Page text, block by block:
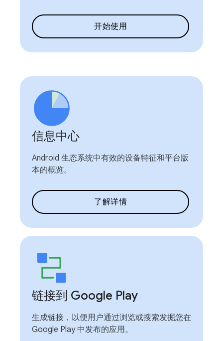
开始使用
信息中心
Android 生态系统中有效的设备特征和平台版
本的概览。
了解详情
链接到 Google Play
生成链接，以便用户通过浏览或搜索发掘您在
Google Play 中发布的应用。